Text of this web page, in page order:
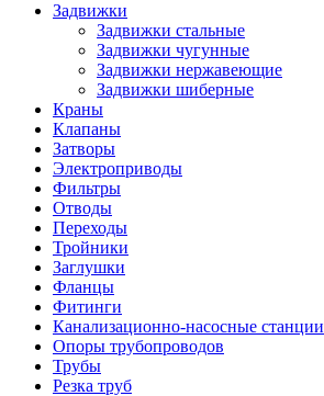
Задвижки
Задвижки стальные
Задвижки чугунные
Задвижки нержавеющие
Задвижки шиберные
Краны
Клапаны
Затворы
Электроприводы
Фильтры
Отводы
Переходы
Тройники
Заглушки
Фланцы
Фитинги
Канализационно-насосные станции
Опоры трубопроводов
Трубы
Резка труб